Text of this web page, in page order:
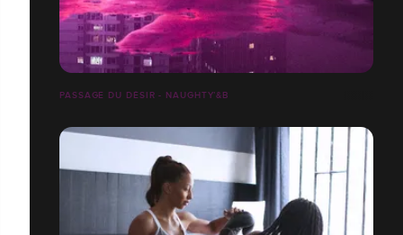
PASSAGE DU DÉSIR - NAUGHTY’&B